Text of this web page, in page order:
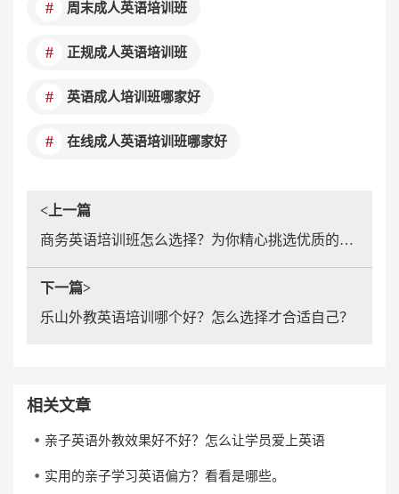
周末成人英语培训班
正规成人英语培训班
英语成人培训班哪家好
在线成人英语培训班哪家好
<上一篇
商务英语培训班怎么选择？为你精心挑选优质的商务英语培训班
下一篇>
乐山外教英语培训哪个好？怎么选择才合适自己？
相关文章
亲子英语外教效果好不好？怎么让学员爱上英语
实用的亲子学习英语偏方？看看是哪些。